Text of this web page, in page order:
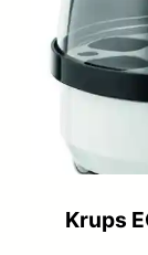
Krups